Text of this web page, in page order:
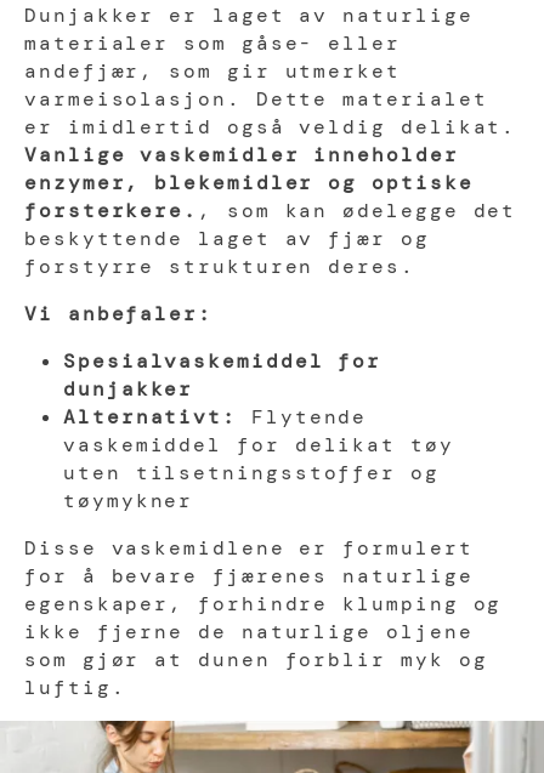
Dunjakker er laget av naturlige
materialer som gåse- eller
andefjær, som gir utmerket
varmeisolasjon. Dette materialet
er imidlertid også veldig delikat.
Vanlige vaskemidler inneholder
enzymer, blekemidler og optiske
forsterkere. , som kan ødelegge det
beskyttende laget av fjær og
forstyrre strukturen deres.
Vi anbefaler:
Spesialvaskemiddel for
dunjakker
Alternativt:
Flytende
vaskemiddel for delikat tøy
uten tilsetningsstoffer og
tøymykner
Disse vaskemidlene er formulert
for å bevare fjærenes naturlige
egenskaper, forhindre klumping og
ikke fjerne de naturlige oljene
som gjør at dunen forblir myk og
luftig.